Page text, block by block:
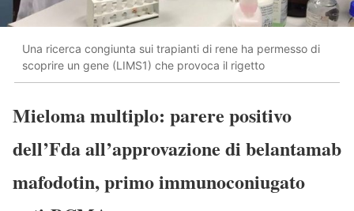
Una ricerca congiunta sui trapianti di rene ha permesso di
scoprire un gene (LIMS1) che provoca il rigetto
Mieloma multiplo: parere positivo
dell’Fda all’approvazione di belantamab
mafodotin, primo immunoconiugato